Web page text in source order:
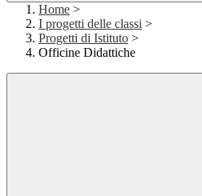
Home >
I progetti delle classi >
Progetti di Istituto >
Officine Didattiche